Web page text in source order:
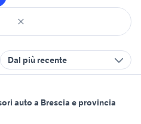
Dal più recente
auto a Brescia e provincia